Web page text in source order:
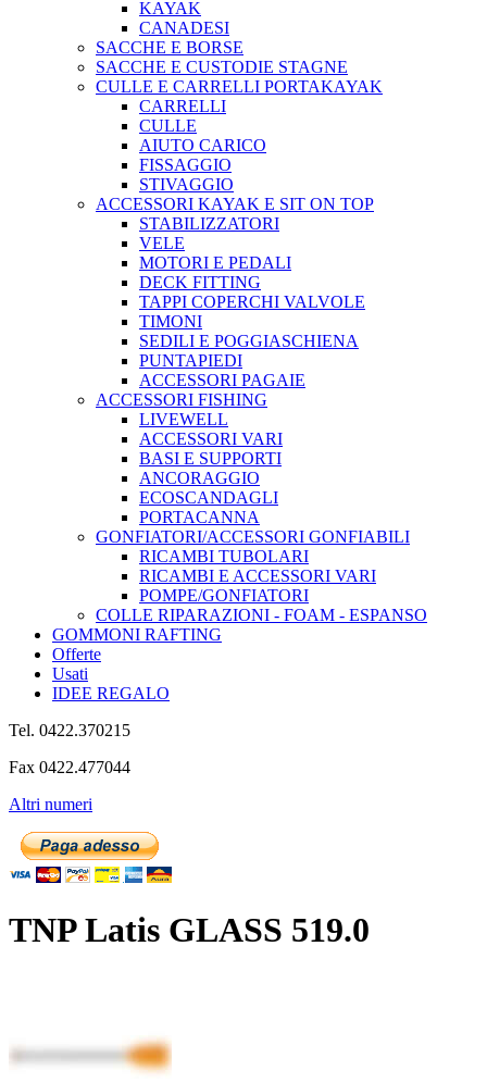
KAYAK
CANADESI
SACCHE E BORSE
SACCHE E CUSTODIE STAGNE
CULLE E CARRELLI PORTAKAYAK
CARRELLI
CULLE
AIUTO CARICO
FISSAGGIO
STIVAGGIO
ACCESSORI KAYAK E SIT ON TOP
STABILIZZATORI
VELE
MOTORI E PEDALI
DECK FITTING
TAPPI COPERCHI VALVOLE
TIMONI
SEDILI E POGGIASCHIENA
PUNTAPIEDI
ACCESSORI PAGAIE
ACCESSORI FISHING
LIVEWELL
ACCESSORI VARI
BASI E SUPPORTI
ANCORAGGIO
ECOSCANDAGLI
PORTACANNA
GONFIATORI/ACCESSORI GONFIABILI
RICAMBI TUBOLARI
RICAMBI E ACCESSORI VARI
POMPE/GONFIATORI
COLLE RIPARAZIONI - FOAM - ESPANSO
GOMMONI RAFTING
Offerte
Usati
IDEE REGALO
Tel. 0422.370215
Fax 0422.477044
Altri numeri
TNP Latis GLASS 519.0